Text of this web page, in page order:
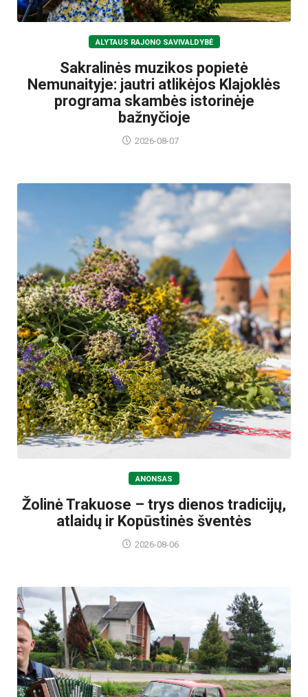
ALYTAUS RAJONO SAVIVALDYBĖ
Sakralinės muzikos popietė
Nemunaityje: jautri atlikėjos Klajoklės
programa skambės istorinėje
bažnyčioje
2026-08-07
ANONSAS
Žolinė Trakuose – trys dienos tradicijų,
atlaidų ir Kopūstinės šventės
2026-08-06